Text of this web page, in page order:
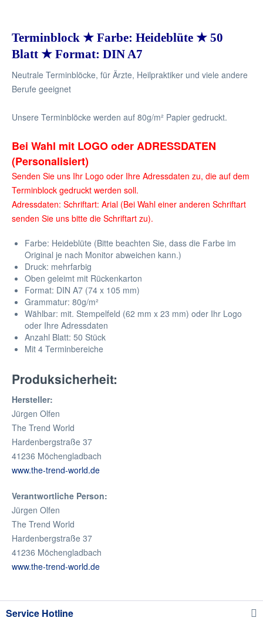
Terminblock ★ Farbe: Heideblüte ★ 50
Blatt ★ Format: DIN A7
Neutrale Terminblöcke, für Ärzte, Heilpraktiker und viele andere
Berufe geeignet
Unsere Terminblöcke werden auf 80g/m² Papier gedruckt.
Bei Wahl mit LOGO oder ADRESSDATEN
(Personalisiert)
Senden Sie uns Ihr Logo oder Ihre Adressdaten zu, die auf dem
Terminblock gedruckt werden soll.
Adressdaten: Schriftart: Arial (Bei Wahl einer anderen Schriftart
senden Sie uns bitte die Schriftart zu).
Farbe: Heideblüte (Bitte beachten Sie, dass die Farbe im
Original je nach Monitor abweichen kann.)
Druck: mehrfarbig
Oben geleimt mit Rückenkarton
Format: DIN A7 (74 x 105 mm)
Grammatur: 80g/m²
Wählbar: mit. Stempelfeld (62 mm x 23 mm) oder Ihr Logo
oder Ihre Adressdaten
Anzahl Blatt: 50 Stück
Mit 4 Terminbereiche
Produksicherheit:
Hersteller:
Jürgen Olfen
The Trend World
Hardenbergstraße 37
41236 Möchengladbach
www.the-trend-world.de
Verantwortliche Person:
Jürgen Olfen
The Trend World
Hardenbergstraße 37
41236 Möchengladbach
www.the-trend-world.de
Service Hotline